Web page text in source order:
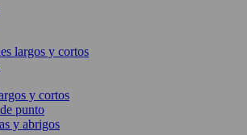
largos y cortos
y cortos
punto
y abrigos